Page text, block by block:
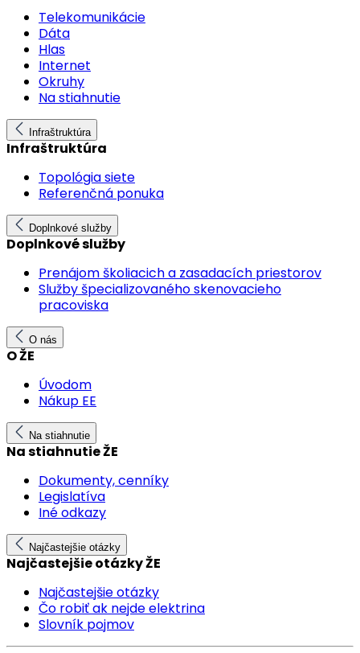
Telekomunikácie
Dáta
Hlas
Internet
Okruhy
Na stiahnutie
Infraštruktúra
Infraštruktúra
Topológia siete
Referenčná ponuka
Doplnkové služby
Doplnkové služby
Prenájom školiacich a zasadacích priestorov
Služby špecializovaného skenovacieho
pracoviska
O nás
O ŽE
Úvodom
Nákup EE
Na stiahnutie
Na stiahnutie ŽE
Dokumenty, cenníky
Legislatíva
Iné odkazy
Najčastejšie otázky
Najčastejšie otázky ŽE
Najčastejšie otázky
Čo robiť ak nejde elektrina
Slovník pojmov